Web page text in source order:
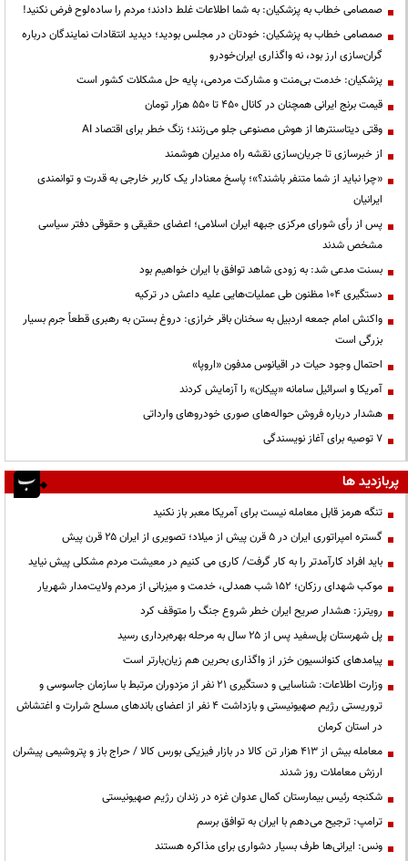
صمصامی خطاب به پزشکیان: به شما اطلاعات غلط دادند؛ مردم را ساده‌لوح فرض نکنید!
صمصامی خطاب به پزشکیان: خودتان در مجلس بودید؛ دیدید انتقادات نمایندگان درباره
گران‌سازی ارز بود، نه واگذاری ایران‌خودرو
پزشکیان: خدمت بی‌منت و مشارکت مردمی، پایه حل مشکلات کشور است
قیمت‌ برنج ایرانی همچنان در کانال ۴۵۰ تا ۵۵۰ هزار تومان
وقتی دیتاسنترها از هوش مصنوعی جلو می‌زنند؛ زنگ خطر برای اقتصاد AI
از خبرسازی تا جریان‌سازی نقشه راه مدیران هوشمند
«چرا نباید از شما متنفر باشند؟»؛ پاسخ معنادار یک کاربر خارجی به قدرت و توانمندی
ایرانیان
پس از رأی شورای مرکزی جبهه ایران اسلامی؛ اعضای حقیقی و حقوقی دفتر سیاسی
مشخص شدند
بسنت مدعی شد: به زودی شاهد توافق با ایران خواهیم بود
دستگیری ۱۰۴ مظنون طی عملیات‌هایی علیه داعش در ترکیه
واکنش امام جمعه اردبیل به سخنان باقر خرازی: دروغ بستن به رهبری قطعاً جرم بسیار
بزرگی است
احتمال وجود حیات در اقیانوس مدفون «اروپا»
آمریکا و اسرائیل سامانه «پیکان» را آزمایش کردند
هشدار درباره فروش حواله‌های صوری خودروهای وارداتی
۷ توصیه برای آغاز نویسندگی
پربازدید ها
تنگه هرمز قابل معامله نیست برای آمریکا معبر باز نکنید
گستره امپراتوری ایران در ۵ قرن پیش از میلاد؛ تصویری از ایران ۲۵ قرن پیش
باید افراد کارآمدتر را به کار گرفت/ کاری می کنیم در معیشت مردم مشکلی پیش نیاید
موکب شهدای رزکان؛ ۱۵۲ شب همدلی، خدمت و میزبانی از مردم ولایت‌مدار شهریار
رویترز: هشدار صریح ایران خطر شروع جنگ را متوقف کرد
پل شهرستان پل‌سفید پس از ۲۵ سال به مرحله بهره‌برداری رسید
پیامدهای کنوانسیون خزر از واگذاری بحرین هم زیان‌بارتر است
وزارت اطلاعات: شناسایی و دستگیری ۲۱ نفر از مزدوران مرتبط با سازمان جاسوسی و
تروریستی رژیم صهیونیستی و بازداشت ۴ نفر از اعضای باندهای مسلح شرارت و اغتشاش
در استان کرمان
معامله بیش از ۴۱۳ هزار تن کالا در بازار فیزیکی بورس کالا / حراج باز و پتروشیمی پیشران
ارزش معاملات روز شدند
شکنجه رئیس بیمارستان کمال عدوان غزه در زندان رژیم صهیونیستی
ترامپ: ترجیح می‌دهم با ایران به توافق برسم
ونس: ایرانی‌ها طرف بسیار دشواری برای مذاکره هستند